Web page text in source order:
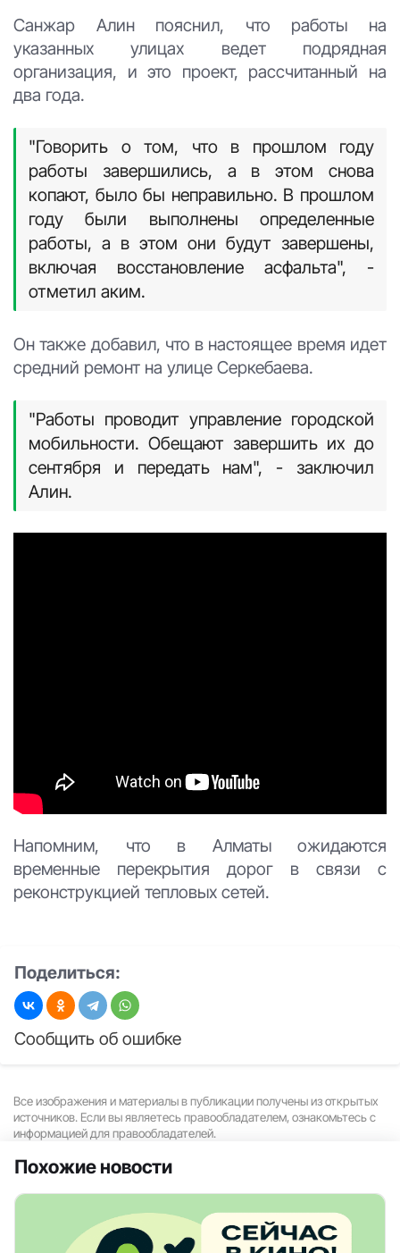
Санжар Алин пояснил, что работы на
указанных улицах ведет подрядная
организация, и это проект, рассчитанный на
два года.
"Говорить о том, что в прошлом году
работы завершились, а в этом снова
копают, было бы неправильно. В прошлом
году были выполнены определенные
работы, а в этом они будут завершены,
включая восстановление асфальта", -
отметил аким.
Он также добавил, что в настоящее время идет
средний ремонт на улице Серкебаева.
"Работы проводит управление городской
мобильности. Обещают завершить их до
сентября и передать нам", - заключил
Алин.
Напомним, что в Алматы ожидаются
временные перекрытия дорог в связи с
реконструкцией тепловых сетей.
Поделиться:
Сообщить об ошибке
Все изображения и материалы в публикации получены из открытых
источников. Если вы являетесь правообладателем, ознакомьтесь с
информацией для правообладателей.
Похожие новости